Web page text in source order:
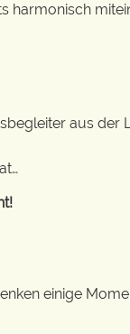
harmonisch
aus
einige